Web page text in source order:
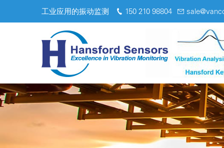
工业应用的振动监测 150 210 98804